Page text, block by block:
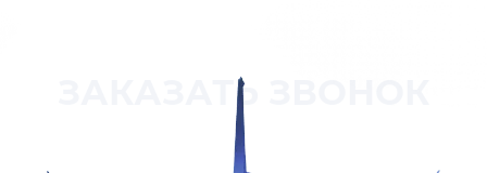
ЗАКАЗАТЬ ЗВОНОК